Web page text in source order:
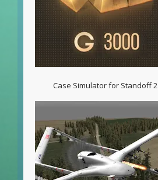
Case Simulator for Standoff 2